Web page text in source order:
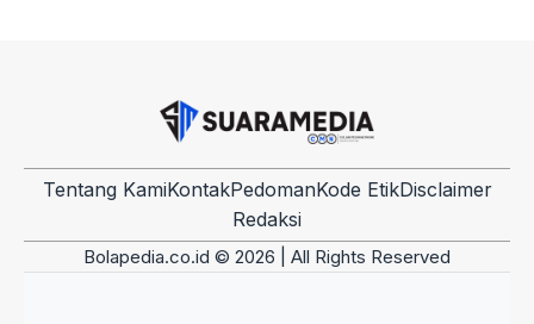
Tentang KamiKontakPedomanKode EtikDisclaimer
Redaksi
Bolapedia.co.id © 2026 | All Rights Reserved